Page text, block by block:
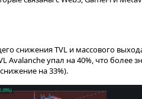
снижения TVL и массового
Avalanche упал на 40%, что более
на 33%).